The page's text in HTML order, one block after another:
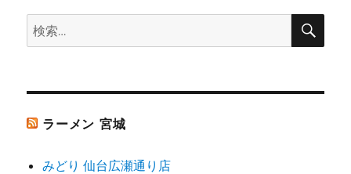
ン
検
索:
検
ラーメン 宮城
みどり 仙台広瀬通り店